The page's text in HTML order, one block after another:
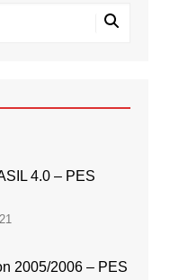
4.0 – PES
2005/2006 – PES